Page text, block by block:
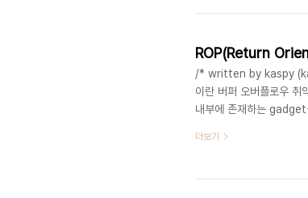
리눅스 16.04 64bit 입..
ROP(Return
/* written by kaspy
이란 버퍼 오버플로우 취
내부에 존재하는 gadget
got, plt 등에 함수가 존
gadget이란 바이너리..
더보기